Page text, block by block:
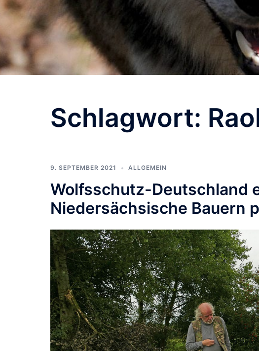
Schlagwort:
9. SEPTEMBER 2021 ALLGEMEIN
Wolfsschutz-Deutschland
Niedersächsische Bauern